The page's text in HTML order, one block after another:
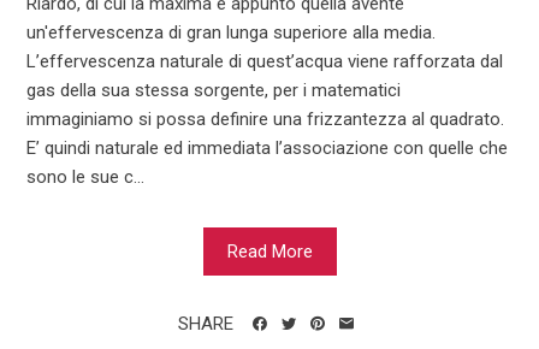
un'effervescenza di gran lunga superiore alla media.
L’effervescenza naturale di quest’acqua viene rafforzata dal
gas della sua stessa sorgente, per i matematici
immaginiamo si possa definire una frizzantezza al quadrato.
E’ quindi naturale ed immediata l’associazione con quelle che
sono le sue c...
Read More
SHARE